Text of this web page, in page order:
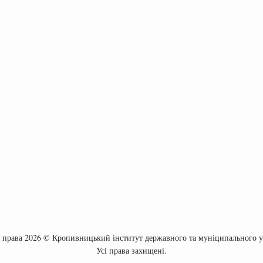
права 2026 © Кропивницький інститут державного та муніципального
Усі права захищені.